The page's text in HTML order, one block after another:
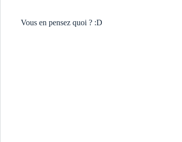
Vous en pensez quoi ? :D